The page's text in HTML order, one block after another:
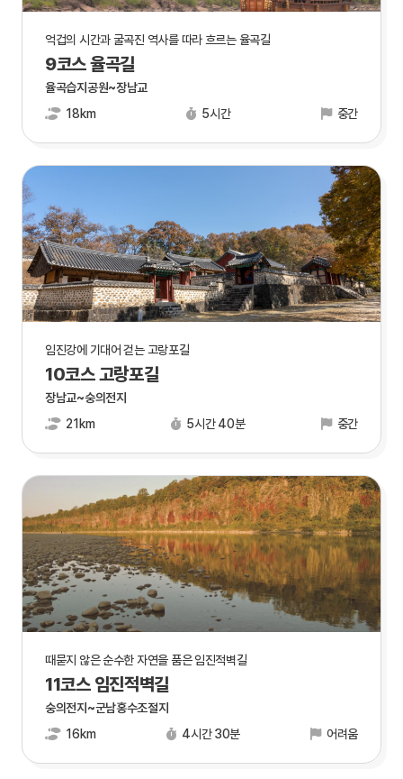
억겁의 시간과 굴곡진 역사를 따라 흐르는 율곡길
9코스 율곡길
율곡습지공원~장남교
18km
5시간 중간
임진강에 기대어 걷는 고랑포길
10코스 고랑포길
장남교~숭의전지
21km
5시간 40분 중간
때묻지 않은 순수한 자연을 품은 임진적벽길
11코스 임진적벽길
숭의전지~군남홍수조절지
16km
4시간 30분 어려움